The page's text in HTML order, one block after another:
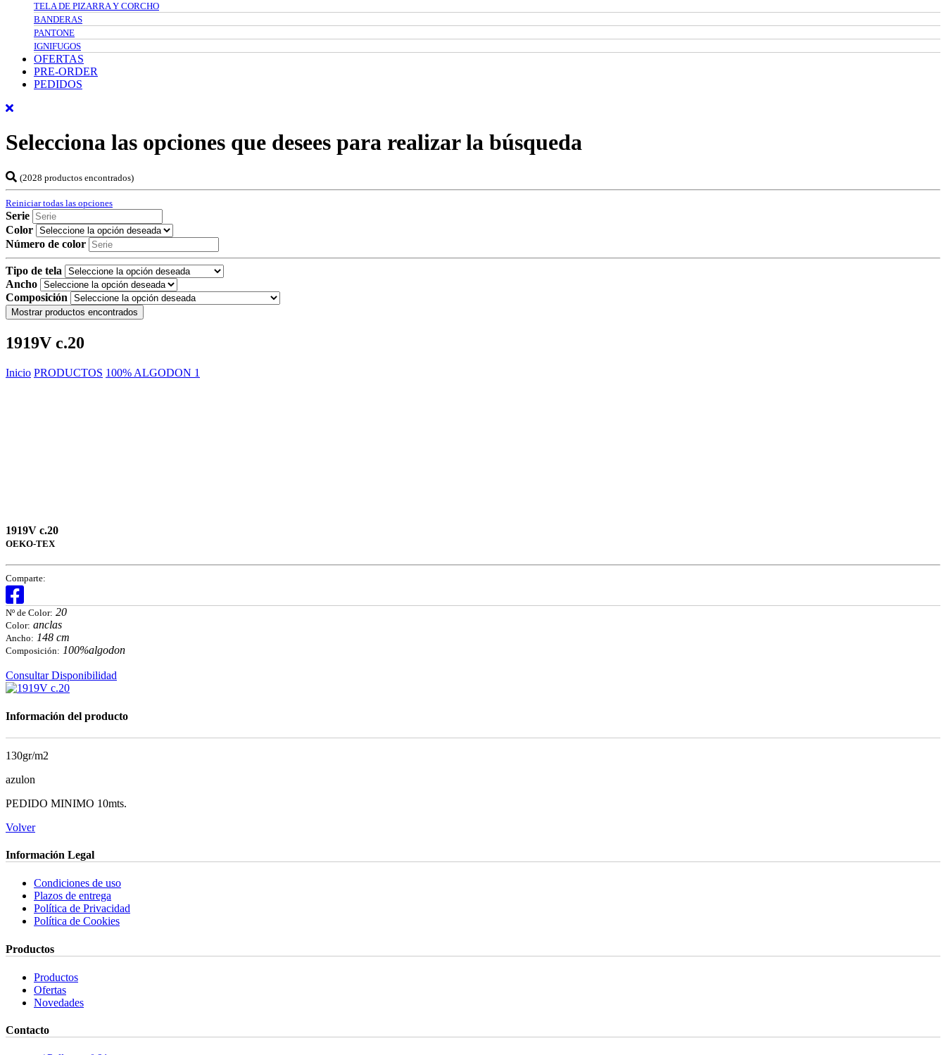
TELA DE PIZARRA Y CORCHO
BANDERAS
PANTONE
IGNIFUGOS
OFERTAS
PRE-ORDER
PEDIDOS
Selecciona las opciones que desees para realizar la búsqueda
(2028 productos encontrados)
Reiniciar todas las opciones
Serie
Color
Número de color
Tipo de tela
Ancho
Composición
Mostrar productos encontrados
1919V c.20
Inicio PRODUCTOS 100% ALGODON 1
1919V c.20
OEKO-TEX
Comparte:
Nº de Color: 20
Color: anclas
Ancho: 148 cm
Composición: 100%algodon
Consultar Disponibilidad
Información del producto
130gr/m2
azulon
PEDIDO MINIMO 10mts.
Volver
Información Legal
Condiciones de uso
Plazos de entrega
Política de Privacidad
Política de Cookies
Productos
Productos
Ofertas
Novedades
Contacto